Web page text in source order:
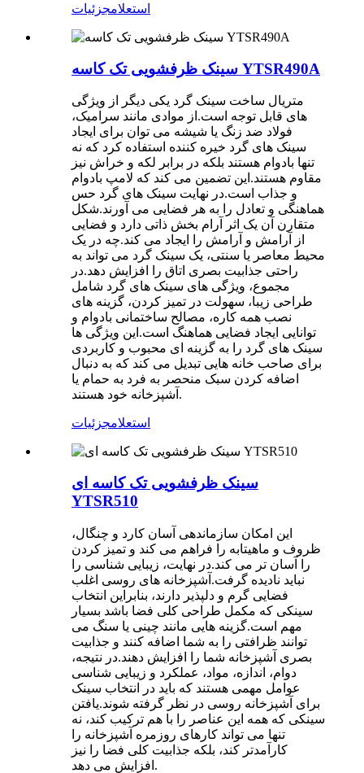
استعلامجزئیات
سینک ظرفشویی تک کاسه YTSR490A
متریال ساخت سینک گرد یکی دیگر از ویژگی
های قابل توجه است.از موادی مانند سرامیک،
فولاد ضد زنگ یا شیشه می توان برای ایجاد
سینک های گرد خیره کننده استفاده کرد که نه
تنها بادوام هستند بلکه در برابر لکه و خراش نیز
مقاوم هستند.این تضمین می کند که لامپ بادوام
و جذاب است.در نهایت سینک های گرد حس
هماهنگی و تعادل را به هر فضایی می آورند.شکل
متقارن آن یک اثر آرام بخش ذاتی دارد و فضایی
از آرامش و آرامش را ایجاد می کند.چه در یک
محیط معاصر یا سنتی، یک سینک گرد می تواند به
راحتی جذابیت بصری اتاق را افزایش دهد.در
مجموع، ویژگی های سینک های گرد شامل
طراحی زیبا، سهولت در تمیز کردن، گزینه های
نصب همه کاره، مصالح ساختمانی بادوام و
توانایی ایجاد فضایی هماهنگ است.این ویژگی ها
سینک های گرد را به گزینه ای محبوب و کاربردی
برای صاحب خانه هایی تبدیل می کند که به دنبال
اضافه کردن سبک منحصر به فرد به حمام یا
آشپزخانه خود هستند.
استعلامجزئیات
سینک ظرفشویی تک کاسه ای
YTSR510
این امکان سازماندهی آسان کارد و چنگال،
ظروف و ماهیتابه را فراهم می کند و تمیز کردن
را آسان تر می کند.در نهایت، زیبایی شناسی را
نباید نادیده گرفت.آشپزخانه های روسی اغلب
فضایی گرم و دلپذیر دارند، بنابراین انتخاب
سینکی که مکمل طراحی کلی فضا باشد بسیار
مهم است.گزینه هایی مانند چینی یا سنگ می
توانند ظرافتی را به شما اضافه کنند و جذابیت
بصری آشپزخانه شما را افزایش دهند.در نتیجه،
دوام، اندازه، مواد، عملکرد و زیبایی شناسی
عوامل مهمی هستند که باید در انتخاب سینک
برای آشپزخانه روسی در نظر گرفته شوند.یافتن
سینکی که همه این عناصر را با هم ترکیب کند، نه
تنها می تواند کارهای روزمره آشپزخانه را
کارآمدتر کند، بلکه جذابیت کلی فضا را نیز
افزایش می دهد.